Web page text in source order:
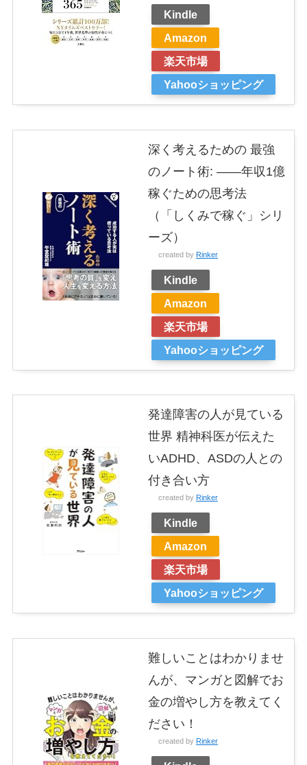
Kindle
Amazon
楽天市場
Yahooショッピング
深く考えるための 最強
のノート術: ――年収1億
稼ぐための思考法
（「しくみで稼ぐ」シリ
ーズ）
created by Rinker
Kindle
Amazon
楽天市場
Yahooショッピング
発達障害の人が見ている
世界 精神科医が伝えた
いADHD、ASDの人との
付き合い方
created by Rinker
Kindle
Amazon
楽天市場
Yahooショッピング
難しいことはわかりませ
んが、マンガと図解でお
金の増やし方を教えてく
ださい！
created by Rinker